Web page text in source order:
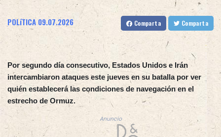
POLíTICA 09.07.2026 Comparta Comparta
Por segundo día consecutivo, Estados Unidos e Irán
intercambiaron ataques este jueves en su batalla por ver
quién establecerá las condiciones de navegación en el
estrecho de Ormuz.
Anuncio